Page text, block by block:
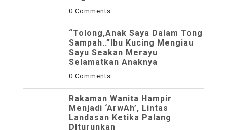
0 Comments
“Tolong,Anak Saya Dalam Tong
Sampah..”Ibu Kucing Mengiau
Sayu Seakan Merayu
Selamatkan Anaknya
0 Comments
Rakaman Wanita Hampir
Menjadi ‘ArwAh’, Lintas
Landasan Ketika Palang
DIturunkan